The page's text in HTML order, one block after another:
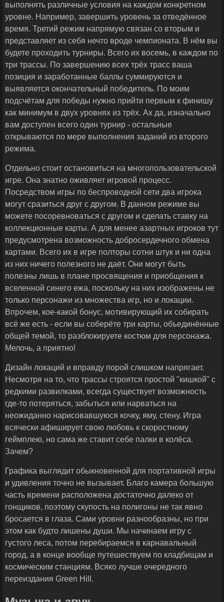
выполнять различные условия на каждом конкретном
уровне. Например, завершить уровень за отведённое
время. Третий режим напрямую связан со вторым и
представляет из себя нечто вроде чемпионата. В нём вы
будете проходить турниры. Всего их восемь, в каждом по
три трассы. По завершению всех трёх трасс ваша
позиция и заработанные баллы суммируются и
выявляется окончательный победитель. По моим
подсчётам для победы нужно прийти первым к финишу
как минимум в двух уровнях из трёх. Ах да, изначально
вам доступен всего один турнир - остальные
открываются по мере выполнения заданий из второго
режима.
Отдельно стоит остановиться на многопользовательской
игре. Она знатно оживляет игровой процесс.
Посредством игры по беспроводной сети два игрока
могут сразиться друг с другом. В данном режиме вы
можете посоревноваться с другом и сделать ставку на
коллекционные карты. А для менее азартных игроков тут
предусмотрена возможность добросердечного обмена
картами. Всего их в игре полторы сотни штук и ни одна
из них ничего полезного не даёт. Они могут быть
полезны лишь в плане просвящения и приобщения к
вселенной синего ежа, поскольку на них изображены не
только персонажи из множества игр, но и локации.
Впрочем, кое-какой бонус, мотивирующий их собирать
всё же есть - если вы соберёте три карты, объединённые
общей темой, то разблокируете костюм для персонажа.
Мелочь, а приятно!
Дизайн локаций и вправду порой слишком напрягает.
Несмотря на то, что трассы строятся простой "кишкой" с
редкими развилками, всегда существует возможность
где-то потеряться, забыться или нарваться на
неожиданно нарисовавшуюся кочку, яму, стену. Игра
всячески афиширует свою любовь к скоростному
геймплею, но сама же ставит себе палки в колёса.
Зачем?
Графика выглядит обыкновенной для портативной игры
и удивления точно не вызывает. Благо камера большую
часть времени расположена достаточно далеко от
гонщиков, поэтому скупость на полигоны не так явно
бросается в глаза. Сами уровни разнообразны, но при
этом как будто лишены души. Мы начинаем игру с
густого леса, потом перебираемся в карнавальный
город, а в конце вообще путешествуем по кладбищам и
космическим станциям. Всяко лучше очередного
переиздания Green Hill.